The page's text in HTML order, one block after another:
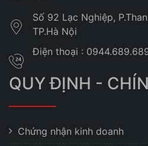
Số 92 Lạc Nghiệp,
TP.Hà Nội
Điện thoại :
QUY ĐỊNH -
Chứng nhận kinh doanh